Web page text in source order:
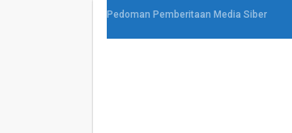
Pedoman Pemberitaan Media Siber